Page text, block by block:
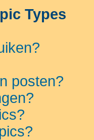
Types
posten?